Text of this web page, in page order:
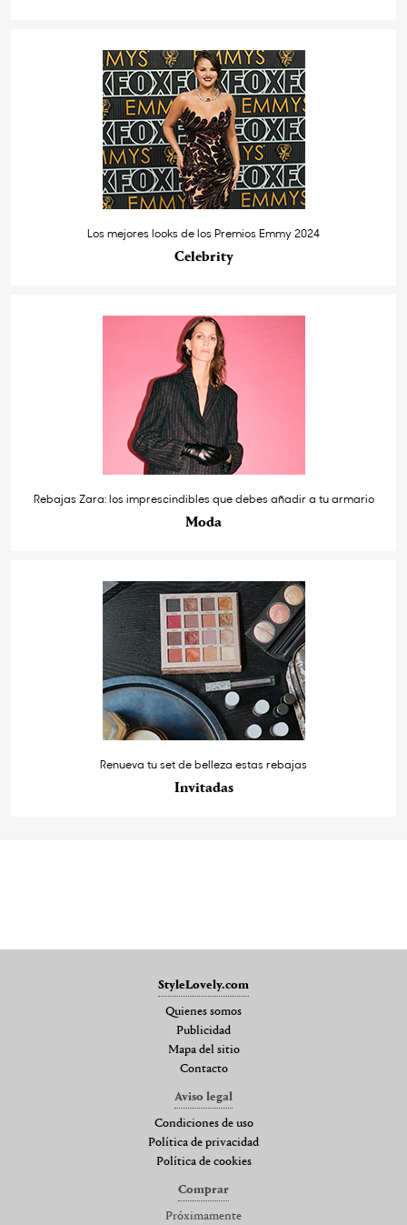
Los mejores looks de los Premios Emmy 2024
Celebrity
Rebajas Zara: los imprescindibles que debes añadir a tu armario
Moda
Renueva tu set de belleza estas rebajas
Invitadas
StyleLovely.com
Quienes somos
Publicidad
Mapa del sitio
Contacto
Aviso legal
Condiciones de uso
Política de privacidad
Política de cookies
Comprar
Próximamente